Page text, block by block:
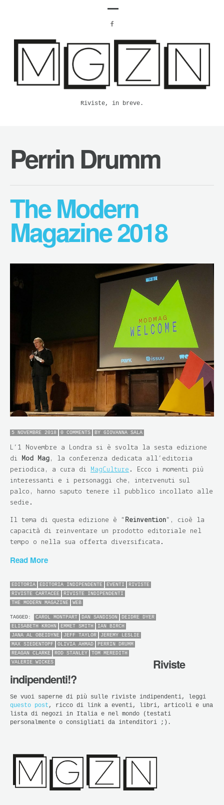
Riviste, in breve.
Perrin Drumm
The Modern
Magazine 2018
5 NOVEMBRE 2018 0 COMMENTS BY GIOVANNA SALA
L’1 Novembre a Londra si è svolta la sesta edizione
di
Mod Mag , la conferenza dedicata all’editoria
periodica, a cura di
MagCulture . Ecco i momenti più
interessanti e i personaggi che, intervenuti sul
palco, hanno saputo tenere il pubblico incollato alle
sedie.
Il tema di questa edizione è “ Reinvention”, cioè la
capacità di reinventare un prodotto editoriale nel
tempo o nella sua offerta diversificata.
Read More
EDITORIA EDITORIA INDIPENDENTE EVENTI
RIVISTE
RIVISTE CARTACEE
RIVISTE INDIPENDENTI
THE MODERN MAGAZINE
WEB
TAGGED: CAROL MONTPART DAN SANDISON
DEIDRE DYER
ELISABETH KROHN
EMMET SMITH
IAN BIRCH
JANA AL OBEIDYNE
JEFF TAYLOR
JEREMY LESLIE
MAX SIEDENTOPF
OLIVIA AHMAD
PERRIN DRUMM
REAGAN CLARKE
ROD STANLEY
TOM MEREDITH
VALERIE WICKES
Riviste
indipendenti!?
Se vuoi saperne di più sulle riviste indipendenti, leggi
questo post , ricco di link a eventi, libri, articoli e una
lista di negozi in Italia e nel mondo (testati
personalmente o consigliati da intenditori ;).